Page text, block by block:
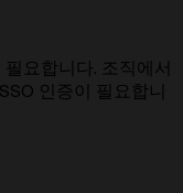
요합니다. 조직에서
인증이 필요합니